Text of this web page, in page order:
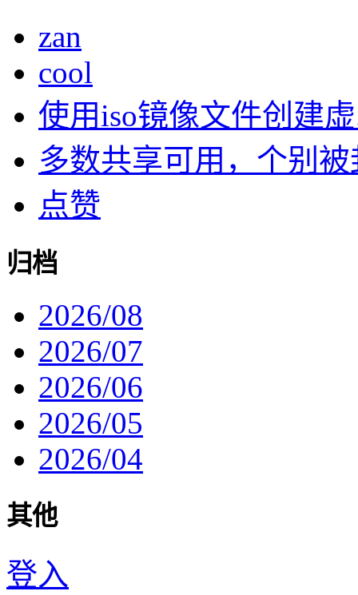
zan
cool
使用iso镜像文件创建
多数共享可用，个别被
点赞
归档
2026/08
2026/07
2026/06
2026/05
2026/04
其他
登入